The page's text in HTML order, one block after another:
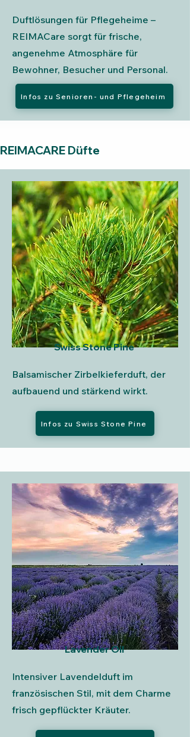
Duftlösungen für Pflegeheime –
REIMACare sorgt für frische,
angenehme Atmosphäre für
Bewohner, Besucher und Personal.
Infos zu Senioren- und Pflegeheim
REIMACARE Düfte
Swiss Stone Pine
Balsamischer Zirbelkieferduft, der
aufbauend und stärkend wirkt.
Infos zu Swiss Stone Pine
Lavender Oil
Intensiver Lavendelduft im
französischen Stil, mit dem Charme
frisch gepflückter Kräuter.